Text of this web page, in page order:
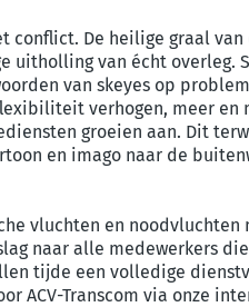
conflict. De heilige graal
uitholling van écht
van skeyes op
verhogen, meer en
groeien aan. Dit
en imago naar de
vluchten en noodvluchten
naar alle medewerkers
tijde een volledige
ACV-Transcom via onze